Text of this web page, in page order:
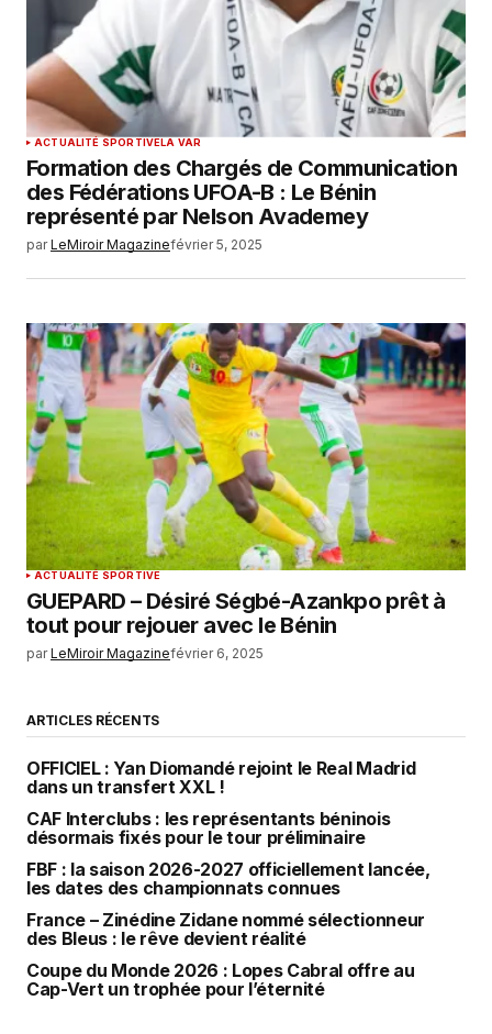
ACTUALITÉ SPORTIVELA VAR
Formation des Chargés de Communication
des Fédérations UFOA-B : Le Bénin
représenté par Nelson Avademey
par LeMiroir Magazinefévrier 5, 2025
ACTUALITÉ SPORTIVE
GUEPARD – Désiré Ségbé-Azankpo prêt à
tout pour rejouer avec le Bénin
par LeMiroir Magazinefévrier 6, 2025
ARTICLES RÉCENTS
OFFICIEL : Yan Diomandé rejoint le Real Madrid
dans un transfert XXL !
CAF Interclubs : les représentants béninois
désormais fixés pour le tour préliminaire
FBF : la saison 2026-2027 officiellement lancée,
les dates des championnats connues
France – Zinédine Zidane nommé sélectionneur
des Bleus : le rêve devient réalité
Coupe du Monde 2026 : Lopes Cabral offre au
Cap-Vert un trophée pour l’éternité